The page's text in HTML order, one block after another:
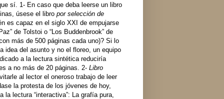
sí. 1- En caso que deba leerse un libro
úsese el libro por selección de
es capaz en el siglo XXI de empujarse
de Tolstoi o “Los Buddenbrook” de
más de 500 páginas cada uno)? Si lo
idea del asunto y no el floreo, un equipo
a la lectura sintética reduciría
a no más de 20 páginas. 2- Libro
al lector el oneroso trabajo de leer
la protesta de los jóvenes de hoy,
la lectura “interactiva”: La grafía pura,